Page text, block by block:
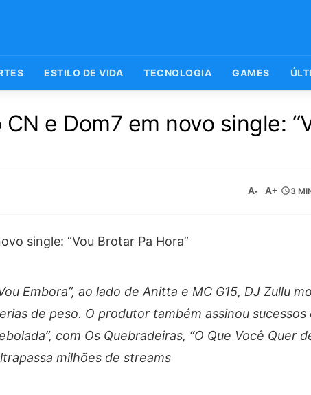
ESTILO DE VIDA TECNOLOGIA GAMES
e Dom7 em novo single:
A- A+ 3
Embora”, ao lado de Anitta e MC G15, DJ Zullu
de peso. O produtor também assinou sucessos
com Os Quebradeiras, “O Que Você Quer
milhões de streams